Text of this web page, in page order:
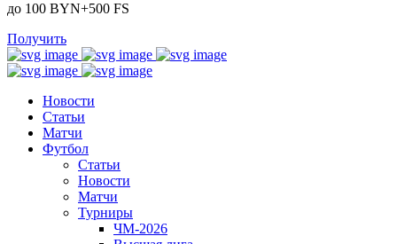
до 100 BYN+500 FS
Получить
Новости
Статьи
Матчи
Футбол
Статьи
Новости
Матчи
Турниры
ЧМ-2026